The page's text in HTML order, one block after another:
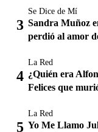
Se Dice de Mí
Sandra Muñoz
perdió al amor
La Red
¿Quién era
Felices que
La Red
Yo Me Llamo